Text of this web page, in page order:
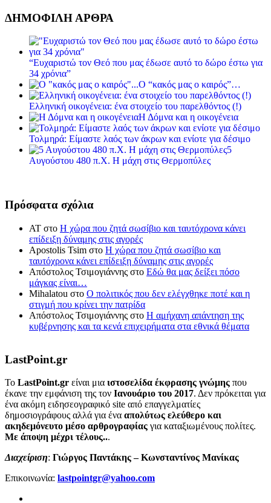
ΔΗΜΟΦΙΛΗ ΑΡΘΡΑ
“Ευχαριστώ τον Θεό που μας έδωσε αυτό το δώρο έστω για
34 χρόνια”
Ο “κακός μας ο καιρός”…
Ελληνική οικογένεια: ένα στοιχείο του παρελθόντος (!)
Η Δόμνα και η οικογένεια
Τολμηρά: Είμαστε λαός των άκρων και ενίοτε για δέσιμο
5
Αυγούστου 480 π.Χ. Η μάχη στις Θερμοπύλες
Πρόσφατα σχόλια
ΑΤ στο Η χώρα που ζητά σωσίβιο και ταυτόχρονα κάνει
επίδειξη δύναμης στις αγορές
Apostolis Tsim στο Η χώρα που ζητά σωσίβιο και
ταυτόχρονα κάνει επίδειξη δύναμης στις αγορές
Απόστολος Τσιμογιάννης στο Εδώ θα μας δείξει πόσο
μάγκας είναι…
Mihalatou στο Ο πολιτικός που δεν ελέγχθηκε ποτέ και η
στιγμή που κρίνει την πατρίδα
Απόστολος Τσιμογιάννης στο Η αμήχανη απάντηση της
κυβέρνησης και τα κενά επιχειρήματα στα εθνικά θέματα
LastPoint.gr
To LastPoint.gr είναι μια ιστοσελίδα έκφρασης γνώμης που
έκανε την εμφάνιση της τον Ιανουάριο του 2017. Δεν πρόκειται για
ένα ακόμη ειδησεογραφικό site από επαγγελματίες
δημοσιογράφους αλλά για ένα απολύτως ελεύθερο και
ακηδεμόνευτο μέσο αρθρογραφίας για καταξιωμένους πολίτες.
Με άποψη μέχρι τέλους...
Διαχείριση: Γιώργος Παντάκης – Κωνσταντίνος Μανίκας
Επικοινωνία: lastpointgr@yahoo.com